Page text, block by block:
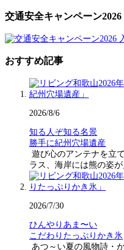
交通安全キャンペーン
おすすめ記事
2026/8/6
知る人ぞ知る名景
勝手に紀州穴場遺産
遊び心のアンテナを立
ラス、海岸には熊の姿
2026/7/30
ひんやりあま〜い
こだわりたっぷりかき氷
あつ～い夏の風物詩・